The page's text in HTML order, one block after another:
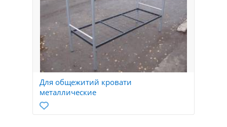
Для общежитий кровати
металлические